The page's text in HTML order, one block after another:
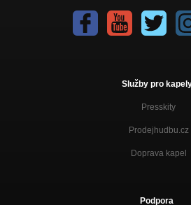
Služby pro
Presskity
Prodejhudbu.cz
Doprava kapel
Podpora